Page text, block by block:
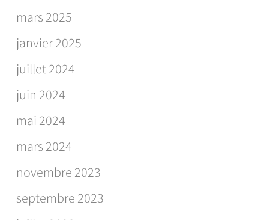
mars 2025
janvier 2025
juillet 2024
juin 2024
mai 2024
mars 2024
novembre 2023
septembre 2023